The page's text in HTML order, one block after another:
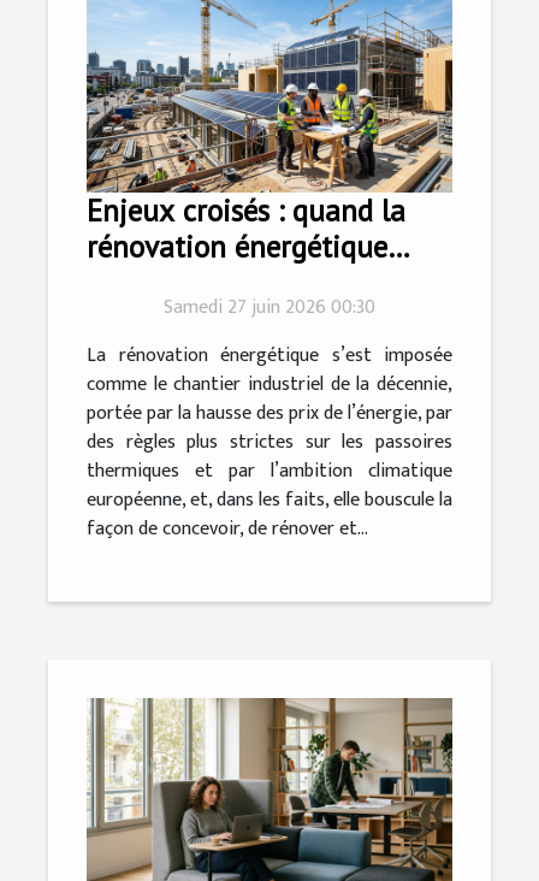
Enjeux croisés : quand la
rénovation énergétique
construction
Samedi 27 juin 2026 00:30
La rénovation énergétique s’est imposée
comme le chantier industriel de la décennie,
portée par la hausse des prix de l’énergie, par
des règles plus strictes sur les passoires
thermiques et par l’ambition climatique
européenne, et, dans les faits, elle bouscule la
façon de concevoir, de rénover et...